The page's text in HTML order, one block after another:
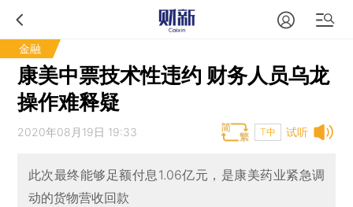
金融
康美中票技术性违约 财务人员乌龙
操作难释疑
试听
2020年08月19日 19:33 T中
此次最终能够足额付息1.06亿元，是康美药业紧急调
动的货物营收回款